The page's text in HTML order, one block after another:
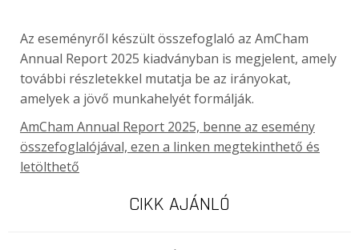
Az eseményről készült összefoglaló az AmCham
Annual Report 2025 kiadványban is megjelent, amely
további részletekkel mutatja be az irányokat,
amelyek a jövő munkahelyét formálják.
AmCham Annual Report 2025, benne az esemény
összefoglalójával, ezen a linken megtekinthető és
letölthető
CIKK AJÁNLÓ